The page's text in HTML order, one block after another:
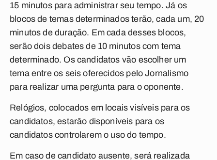
15 minutos para administrar seu tempo. Já os
blocos de temas determinados terão, cada um, 20
minutos de duração. Em cada desses blocos,
serão dois debates de 10 minutos com tema
determinado. Os candidatos vão escolher um
tema entre os seis oferecidos pelo Jornalismo
para realizar uma pergunta para o oponente.
Relógios, colocados em locais visíveis para os
candidatos, estarão disponíveis para os
candidatos controlarem o uso do tempo.
Em caso de candidato ausente, será realizada